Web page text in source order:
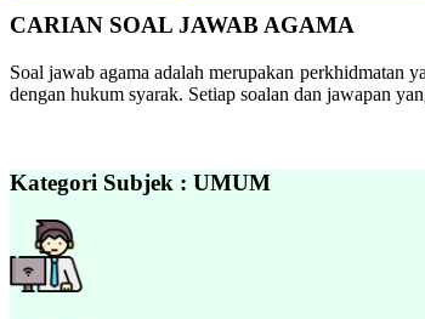
CARIAN SOAL JAWAB AGAMA
Soal jawab agama adalah merupakan perkhidmatan
dengan hukum syarak. Setiap soalan dan jawapan
Kategori Subjek : UMUM